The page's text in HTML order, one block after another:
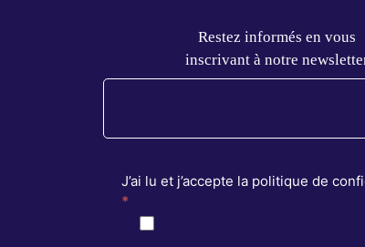
Restez informés en vous
inscrivant à notre
J’ai lu et j’accepte la politique de
*